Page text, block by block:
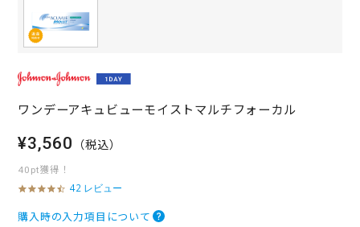
ワンデーアキュビューモイストマルチフォーカル
¥3,560 （税込）
40pt獲得！
4
4
42 レビュー
購入時の入力項目について